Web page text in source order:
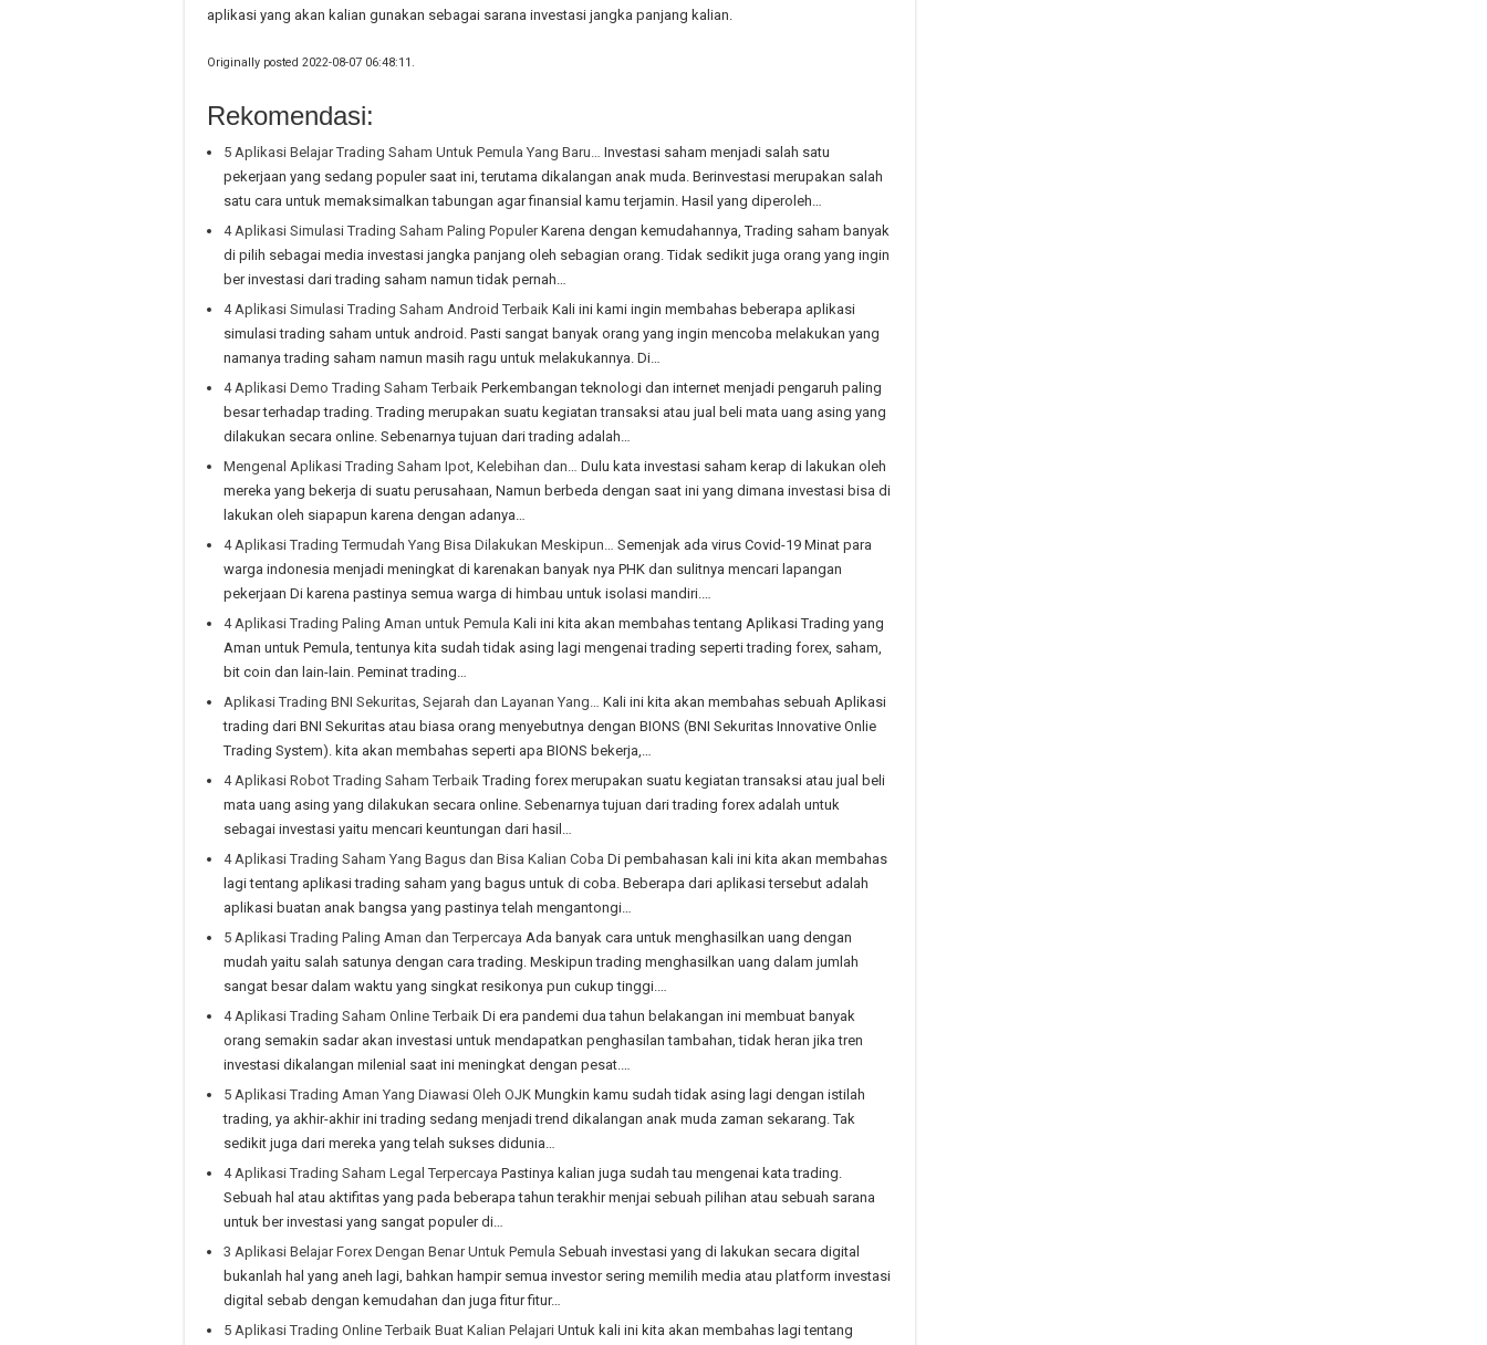
aplikasi yang akan kalian gunakan sebagai sarana investasi jangka panjang kalian.
Originally posted 2022-08-07 06:48:11.
Rekomendasi:
5 Aplikasi Belajar Trading Saham Untuk Pemula Yang Baru… Investasi saham menjadi salah satu
pekerjaan yang sedang populer saat ini, terutama dikalangan anak muda. Berinvestasi merupakan salah
satu cara untuk memaksimalkan tabungan agar finansial kamu terjamin. Hasil yang diperoleh…
4 Aplikasi Simulasi Trading Saham Paling PopulerKarena dengan kemudahannya, Trading saham banyak
di pilih sebagai media investasi jangka panjang oleh sebagian orang. Tidak sedikit juga orang yang ingin
ber investasi dari trading saham namun tidak pernah…
4 Aplikasi Simulasi Trading Saham Android Terbaik Kali ini kami ingin membahas beberapa aplikasi
simulasi trading saham untuk android. Pasti sangat banyak orang yang ingin mencoba melakukan yang
namanya trading saham namun masih ragu untuk melakukannya. Di…
4 Aplikasi Demo Trading Saham Terbaik Perkembangan teknologi dan internet menjadi pengaruh paling
besar terhadap trading. Trading merupakan suatu kegiatan transaksi atau jual beli mata uang asing yang
dilakukan secara online. Sebenarnya tujuan dari trading adalah…
Mengenal Aplikasi Trading Saham Ipot, Kelebihan dan… Dulu kata investasi saham kerap di lakukan oleh
mereka yang bekerja di suatu perusahaan, Namun berbeda dengan saat ini yang dimana investasi bisa di
lakukan oleh siapapun karena dengan adanya…
4 Aplikasi Trading Termudah Yang Bisa Dilakukan Meskipun… Semenjak ada virus Covid-19 Minat para
warga indonesia menjadi meningkat di karenakan banyak nya PHK dan sulitnya mencari lapangan
pekerjaan Di karena pastinya semua warga di himbau untuk isolasi mandiri.…
4 Aplikasi Trading Paling Aman untuk Pemula Kali ini kita akan membahas tentang Aplikasi Trading yang
Aman untuk Pemula, tentunya kita sudah tidak asing lagi mengenai trading seperti trading forex, saham,
bit coin dan lain-lain. Peminat trading…
Aplikasi Trading BNI Sekuritas, Sejarah dan Layanan Yang… Kali ini kita akan membahas sebuah Aplikasi
trading dari BNI Sekuritas atau biasa orang menyebutnya dengan BIONS (BNI Sekuritas Innovative Onlie
Trading System). kita akan membahas seperti apa BIONS bekerja,…
4 Aplikasi Robot Trading Saham TerbaikTrading forex merupakan suatu kegiatan transaksi atau jual beli
mata uang asing yang dilakukan secara online. Sebenarnya tujuan dari trading forex adalah untuk
sebagai investasi yaitu mencari keuntungan dari hasil…
4 Aplikasi Trading Saham Yang Bagus dan Bisa Kalian Coba Di pembahasan kali ini kita akan membahas
lagi tentang aplikasi trading saham yang bagus untuk di coba. Beberapa dari aplikasi tersebut adalah
aplikasi buatan anak bangsa yang pastinya telah mengantongi…
5 Aplikasi Trading Paling Aman dan Terpercaya Ada banyak cara untuk menghasilkan uang dengan
mudah yaitu salah satunya dengan cara trading. Meskipun trading menghasilkan uang dalam jumlah
sangat besar dalam waktu yang singkat resikonya pun cukup tinggi.…
4 Aplikasi Trading Saham Online Terbaik Di era pandemi dua tahun belakangan ini membuat banyak
orang semakin sadar akan investasi untuk mendapatkan penghasilan tambahan, tidak heran jika tren
investasi dikalangan milenial saat ini meningkat dengan pesat.…
5 Aplikasi Trading Aman Yang Diawasi Oleh OJK Mungkin kamu sudah tidak asing lagi dengan istilah
trading, ya akhir-akhir ini trading sedang menjadi trend dikalangan anak muda zaman sekarang. Tak
sedikit juga dari mereka yang telah sukses didunia…
4 Aplikasi Trading Saham Legal Terpercaya Pastinya kalian juga sudah tau mengenai kata trading.
Sebuah hal atau aktifitas yang pada beberapa tahun terakhir menjai sebuah pilihan atau sebuah sarana
untuk ber investasi yang sangat populer di…
3 Aplikasi Belajar Forex Dengan Benar Untuk Pemula Sebuah investasi yang di lakukan secara digital
bukanlah hal yang aneh lagi, bahkan hampir semua investor sering memilih media atau platform investasi
digital sebab dengan kemudahan dan juga fitur fitur…
5 Aplikasi Trading Online Terbaik Buat Kalian Pelajari Untuk kali ini kita akan membahas lagi tentang